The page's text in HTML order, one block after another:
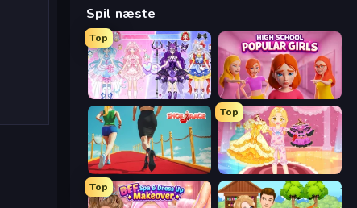
Spil næste
Top
Idol Livestream: Fashion Game
Shoe Race
Top
Royal Glow Princess Makeover
Top